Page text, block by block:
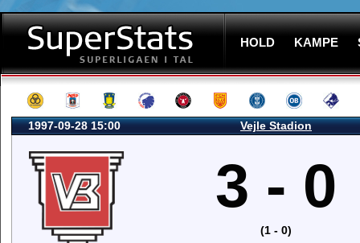
HOLD KAMPE
1997-09-28 15:00 Vejle Stadion
3 - 0
(1 - 0)